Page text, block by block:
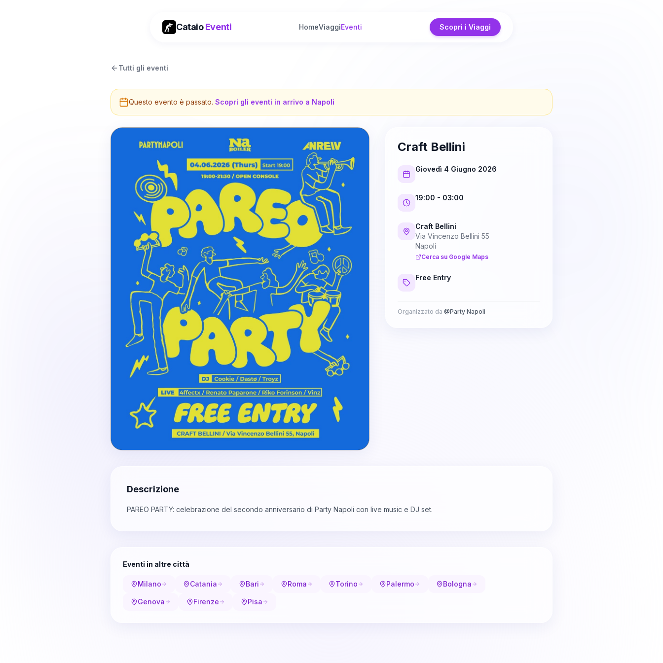
CataioEventi HomeViaggiEventi Scopri i Viaggi
Tutti gli eventi
Questo evento è passato. Scopri gli eventi in arrivo a Napoli
Craft Bellini
Giovedì 4 Giugno 2026
19:00 - 03:00
Craft Bellini
Via Vincenzo Bellini 55
Napoli
Cerca su Google Maps
Free Entry
Organizzato da @Party Napoli
Descrizione
PAREO PARTY: celebrazione del secondo anniversario di Party Napoli con live music e DJ set.
Eventi in altre città
Milano Catania Bari Roma Torino Palermo Bologna
Genova Firenze Pisa